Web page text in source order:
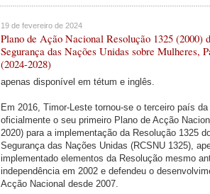
19 de fevereiro de 2024
Plano de Ação Nacional Resolução 1325 (2000)
Segurança das Nações Unidas sobre Mulheres,
(2024-2028)
apenas disponível em tétum e inglês.
Em 2016, Timor-Leste tornou-se o terceiro país
oficialmente o seu primeiro Plano de Acção
2020) para a implementação da Resolução 1325
Segurança das Nações Unidas (RCSNU 1325),
implementado elementos da Resolução mesmo
independência em 2002 e defendeu o
Acção Nacional desde 2007.